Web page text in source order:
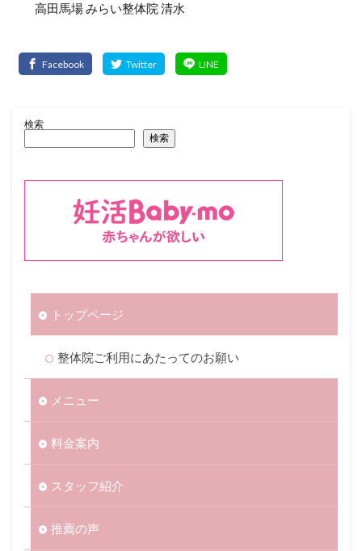
高田馬場 みらい整体院 清水
検索
検索
トップページ
整体院ご利用にあたってのお願い
メニュー
料金案内
スタッフ紹介
推薦の声